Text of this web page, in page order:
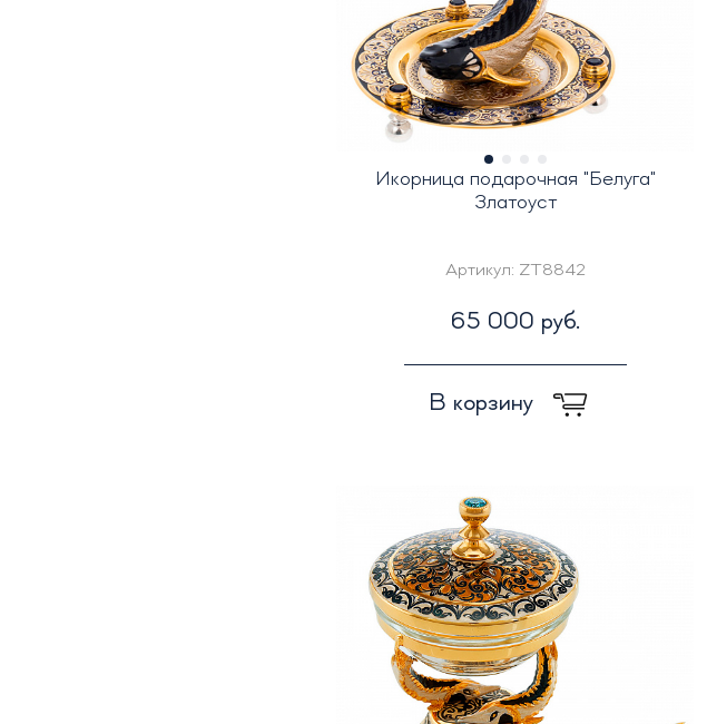
Икорница подарочная "Белуга"
Златоуст
Артикул: ZT8842
65 000 руб.
В корзину